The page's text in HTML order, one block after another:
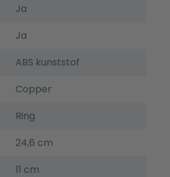
Ja
Ja
ABS kunststof
Copper
Ring
24,6 cm
11 cm